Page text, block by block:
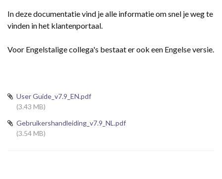
In deze documentatie vind je alle informatie om snel je weg te
vinden in het klantenportaal.
Voor Engelstalige collega's bestaat er ook een Engelse versie.
User Guide_v7.9_EN.pdf
(3.43 MB)
Gebruikershandleiding_v7.9_NL.pdf
(3.54 MB)